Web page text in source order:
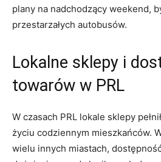
plany na nadchodzący weekend,
przestarzałych autobusów.
Lokalne sklepy i
towarów w PRL
W czasach PRL lokale sklepy
życiu codziennym mieszkańców.
wielu innych miastach,